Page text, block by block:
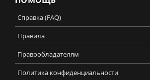
Справка (FAQ)
Правила
Правообладателям
Политика конфиденциальности